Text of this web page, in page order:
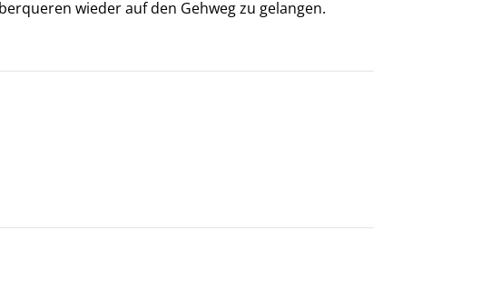
wieder auf den Gehweg zu gelangen.